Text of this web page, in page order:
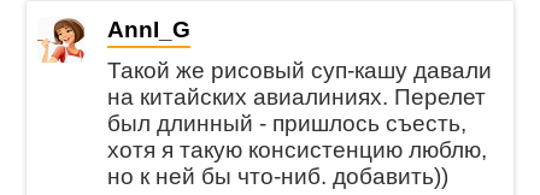
AnnI_G
Такой же рисовый суп-кашу давали
на китайских авиалиниях. Перелет
был длинный - пришлось съесть,
хотя я такую консистенцию люблю,
но к ней бы что-ниб. добавить))